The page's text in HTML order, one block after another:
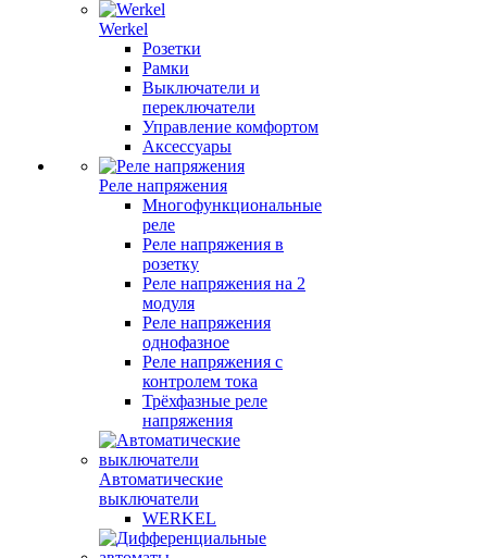
Werkel
Розетки
Рамки
Выключатели и
переключатели
Управление комфортом
Аксессуары
Реле напряжения
Многофункциональные
реле
Реле напряжения в
розетку
Реле напряжения на 2
модуля
Реле напряжения
однофазное
Реле напряжения с
контролем тока
Трёхфазные реле
напряжения
Автоматические
выключатели
WERKEL